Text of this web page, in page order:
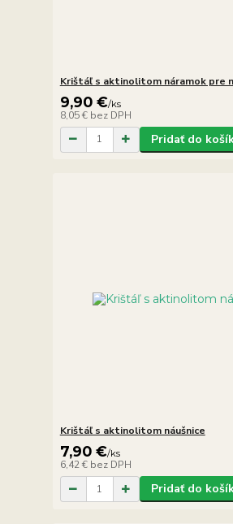
Krištáľ s aktinolitom náramok pre
9,90 €/ks
8,05 € bez DPH
Pridať do
Krištáľ s aktinolitom náušnice
7,90 €/ks
6,42 € bez DPH
Pridať do